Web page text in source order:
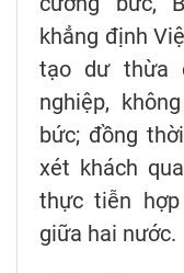
khẳng định
tạo dư thừa
nghiệp,
bức; đồng
xét khách
thực tiễn
giữa hai nước.